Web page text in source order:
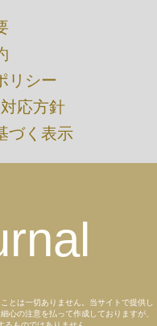
リシー
応方針
づく表示
とは一切ありません。当サイトで提供し
心の注意を払って作成しておりますが、